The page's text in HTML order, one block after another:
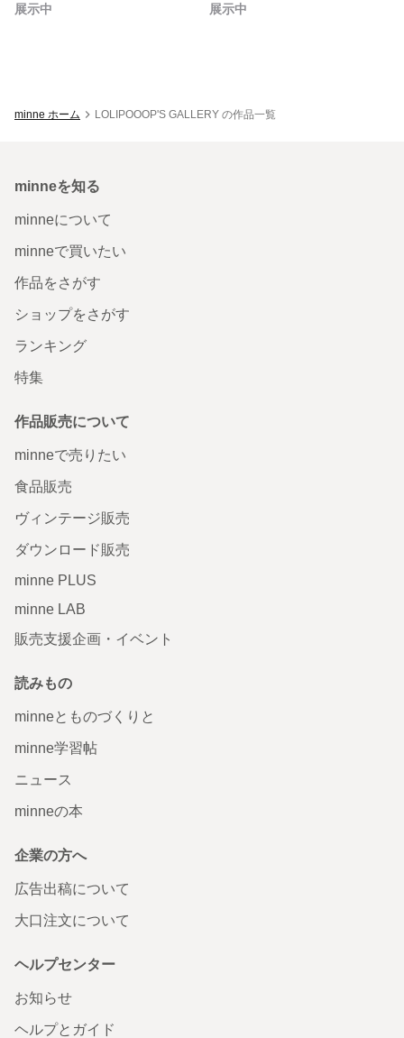
展示中
展示中
minne ホーム LOLIPOOOP'S GALLERY の作品一覧
minneを知る
minneについて
minneで買いたい
作品をさがす
ショップをさがす
ランキング
特集
作品販売について
minneで売りたい
食品販売
ヴィンテージ販売
ダウンロード販売
minne PLUS
minne LAB
販売支援企画・イベント
読みもの
minneとものづくりと
minne学習帖
ニュース
minneの本
企業の方へ
広告出稿について
大口注文について
ヘルプセンター
お知らせ
ヘルプとガイド